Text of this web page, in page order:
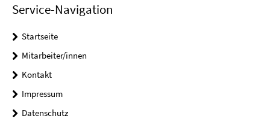
Service-Navigation
Startseite
Mitarbeiter/innen
Kontakt
Impressum
Datenschutz